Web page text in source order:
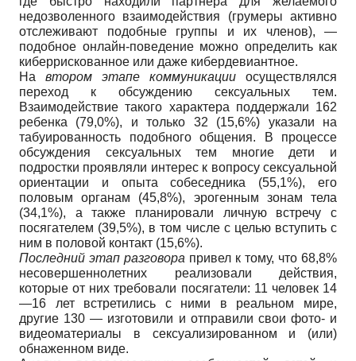
недозволенного взаимодействия (грумеры активно
отслеживают подобные группы и их членов), —
подобное онлайн-поведение можно определить как
киберрискованное или даже кибердевиантное.
На втором этапе коммуникации осуществлялся
переход к обсуждению сексуальных тем.
Взаимодействие такого характера поддержали 162
ребенка (79,0%), и только 32 (15,6%) указали на
табуированность подобного общения. В процессе
обсуждения сексуальных тем многие дети и
подростки проявляли интерес к вопросу сексуальной
ориентации и опыта собеседника (55,1%), его
половым органам (45,8%), эрогенным зонам тела
(34,1%), а также планировали личную встречу с
посягателем (39,5%), в том числе с целью вступить с
ним в половой контакт (15,6%).
Последний этап разговора привел к тому, что 68,8%
несовершеннолетних реализовали действия,
которые от них требовали посягатели: 11 человек 14
—16 лет встретились с ними в реальном мире,
другие 130 — изготовили и отправили свои фото- и
видеоматериалы в сексуализированном и (или)
обнаженном виде.